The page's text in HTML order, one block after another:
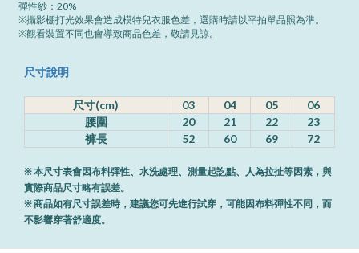
彈性紗：20%
※攝影棚打光效果會造成模特兒衣服色差，選購時請以平拍單品照為準。
※觀看裝置不同也會導致商品色差，敬請見諒。
尺寸說明
尺寸(cm) 03 04 05
06
腰圍
20 21 22
23
褲長
52 60 69 72
※ 本尺寸表會因布料彈性、水洗處理、測量起訖點、人為拉扯等因素，與
實際商品尺寸略有誤差。
※ 商品如有尺寸誤差時，建議您可先進行試穿，可能因布料彈性不同，而
不影響穿著舒適度。